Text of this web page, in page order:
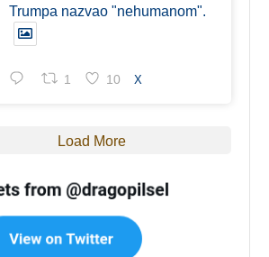
Trumpa nazvao "nehumanom".
1 10 X
Load More